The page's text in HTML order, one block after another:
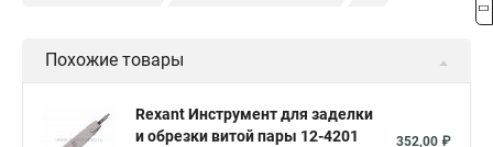
Обжим для наконечников
Пресс инструмент Rexant Обжимка витой пары Rexant
Похожие товары
Rexant Инструмент для заделки
и обрезки витой пары 12-4201
352,00 ₽